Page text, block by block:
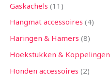
Gaskachels 11
Hangmat accessoires 4
Haringen & Hamers 8
Hoekstukken & Koppelingen
Honden accessoires 2